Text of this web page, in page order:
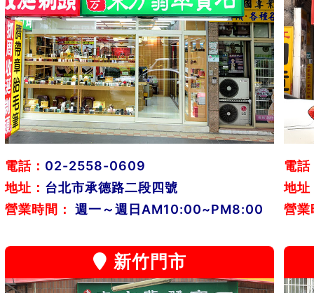
電話： 02-2558-0609
地址： 台北市承德路二段四號
營業時間：
週一～週日AM10:00~PM8:00
電話
地址
營業
新竹門市